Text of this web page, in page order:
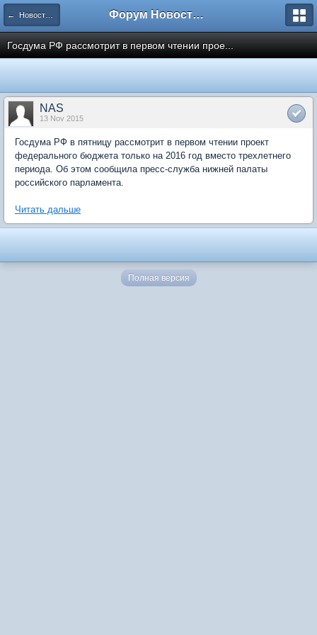
← Новости рынка недвижимости Форум Новостройки
Госдума РФ рассмотрит в первом чтении прое...
NAS
13 Nov 2015
Госдума РФ в пятницу рассмотрит в первом чтении проект
федерального бюджета только на 2016 год вместо трехлетнего
периода. Об этом сообщила пресс-служба нижней палаты
российского парламента.
Читать дальше
Полная версия